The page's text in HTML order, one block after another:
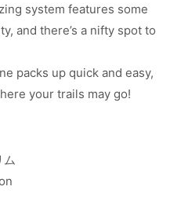
system features some
and there’s a nifty spot to
packs up quick and easy,
your trails may go!
ム